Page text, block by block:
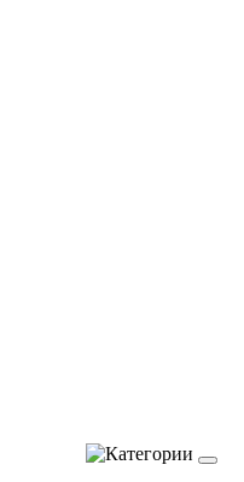
Категории